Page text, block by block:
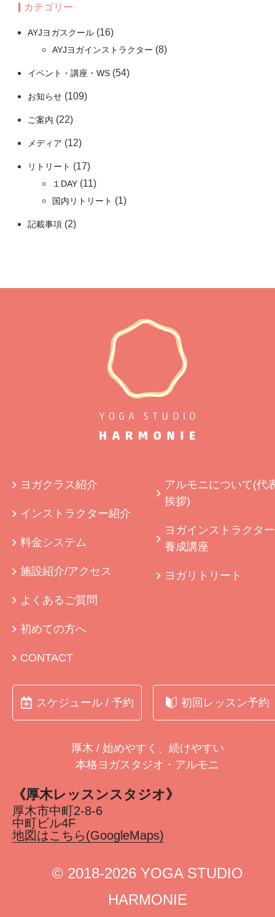
カテゴリー
AYJヨガスクール (16)
AYJヨガインストラクター (8)
イベント・講座・WS (54)
お知らせ (109)
ご案内 (22)
メディア (12)
リトリート (17)
１DAY (11)
国内リトリート (1)
記載事項 (2)
ヨガクラス紹介
インストラクター紹介
料金システム
施設紹介/アクセス
よくあるご質問
初めての方へ
CONTACT
アルモニについて(代
挨拶)
ヨガインストラクター
養成講座
ヨガリトリート
スケジュール / 予約 初回レッスン予約
厚木 / 始めやすく、続けやすい
本格ヨガスタジオ・アルモニ
《厚木レッスンスタジオ》
厚木市中町2-8-6
中町ビル4F
地図はこちら(GoogleMaps)
©︎ 2018-2026 YOGA STUDIO
HARMONIE